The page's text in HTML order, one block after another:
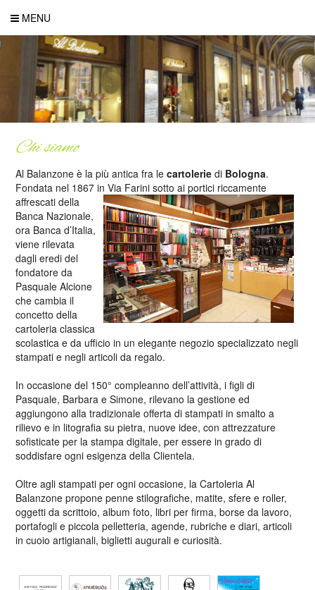
MENU
Chi siamo
Al Balanzone è la più antica fra lecartolerie di Bologna.
Fondata nel 1867 in Via Farinisotto ai portici riccamente
affrescati della
Banca Nazionale,
ora Banca d’Italia,
viene rilevata
dagli eredi del
fondatore da
Pasquale Alcione
che cambia il
concetto della
cartoleria classica
scolastica e da ufficio in un elegante negozio specializzato negli
stampati e negli articoli da regalo.
In occasione del 150° compleanno dell’attività, i figli di
Pasquale, Barbara e Simone, rilevano la gestione ed
aggiungono alla tradizionale offerta di stampati in smalto a
rilievo e in litografia su pietra, nuove idee, con attrezzature
sofisticate per la stampa digitale, per essere in grado di
soddisfare ogni esigenza della Clientela.
Oltre agli stampati per ogni occasione, la Cartoleria Al
Balanzone propone penne stilografiche, matite, sfere e roller,
oggetti da scrittoio, album foto, libri per firma, borse da lavoro,
portafogli e piccola pelletteria, agende, rubriche e diari, articoli
in cuoio artigianali, biglietti augurali e curiosità.